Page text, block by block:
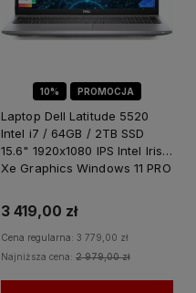
10% PROMOCJA
Laptop Dell Latitude 5520
Intel i7 / 64GB / 2TB SSD
15.6" 1920x1080 IPS Intel Iris
Xe Graphics Windows 11 PRO
3 419,00 zł
Cena regularna: 3 779,00 zł
Najniższa cena: 2 979,00 zł